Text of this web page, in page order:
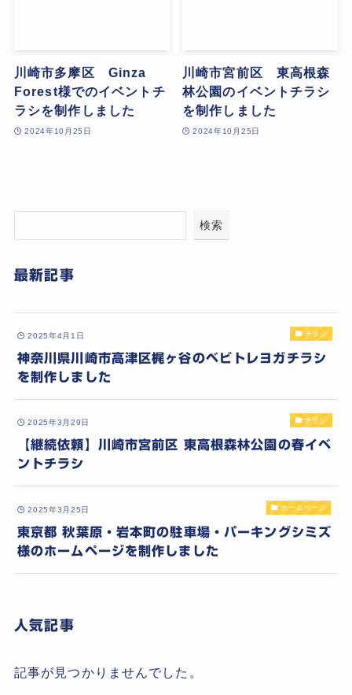
川崎市多摩区 Ginza
Forest様でのイベントチ
ラシを制作しました
2024年10月25日
川崎市宮前区 東高根森
林公園のイベントチラシ
を制作しました
2024年10月25日
検索
最新記事
2025年4月1日 チラシ
神奈川県川崎市高津区梶ヶ谷のベビトレヨガチラシ
を制作しました
2025年3月29日 チラシ
【継続依頼】川崎市宮前区 東高根森林公園の春イベ
ントチラシ
2025年3月25日 ホームページ
東京都 秋葉原・岩本町の駐車場・パーキングシミズ
様のホームページを制作しました
人気記事
記事が見つかりませんでした。